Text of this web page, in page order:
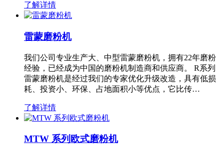
了解详情
雷蒙磨粉机
我们公司专业生产大、中型雷蒙磨粉机，拥有22年磨粉
经验，已经成为中国的磨粉机制造商和供应商。 R系列
雷蒙磨粉机是经过我们的专家优化升级改造，具有低损
耗、投资小、环保、占地面积小等优点，它比传…
了解详情
MTW 系列欧式磨粉机